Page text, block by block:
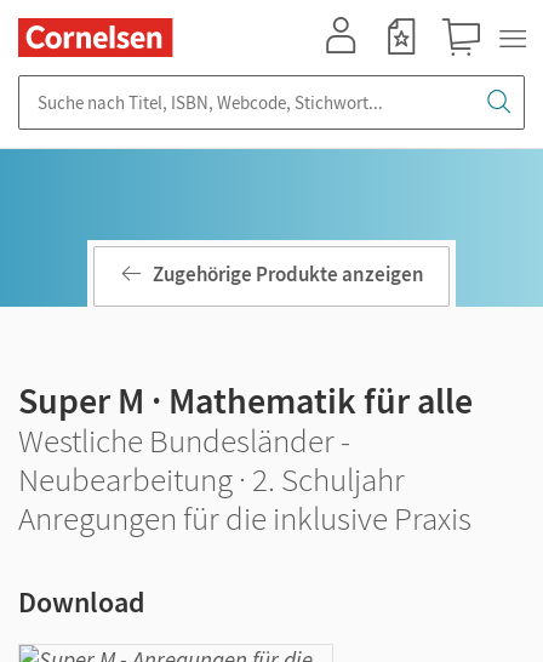
Zugehörige Produkte anzeigen
Super M · Mathematik für alle
Westliche Bundesländer -
Neubearbeitung · 2. Schuljahr
Anregungen für die inklusive Praxis
Download